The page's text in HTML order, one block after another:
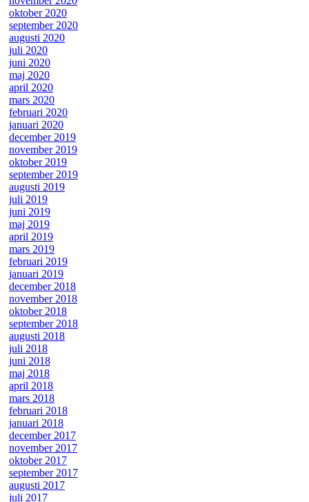
oktober 2020
september 2020
augusti 2020
juli 2020
juni 2020
maj 2020
april 2020
mars 2020
februari 2020
januari 2020
december 2019
november 2019
oktober 2019
september 2019
augusti 2019
juli 2019
juni 2019
maj 2019
april 2019
mars 2019
februari 2019
januari 2019
december 2018
november 2018
oktober 2018
september 2018
augusti 2018
juli 2018
juni 2018
maj 2018
april 2018
mars 2018
februari 2018
januari 2018
december 2017
november 2017
oktober 2017
september 2017
augusti 2017
juli 2017